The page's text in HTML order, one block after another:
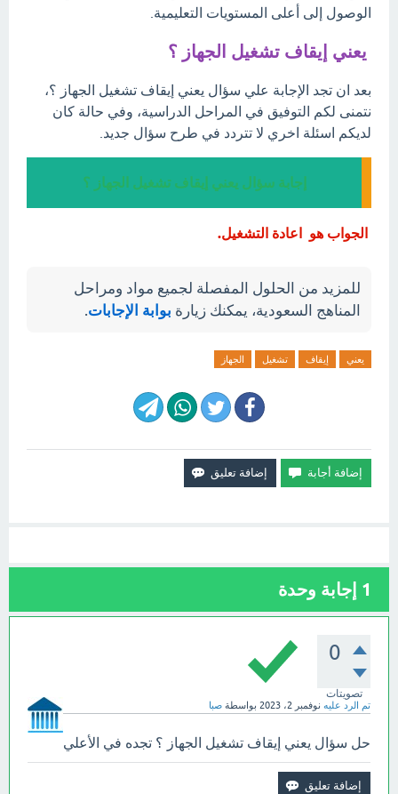
الوصول إلى أعلى المستويات التعليمية.
يعني إيقاف تشغيل الجهاز ؟
بعد ان تجد الإجابة علي سؤال يعني إيقاف تشغيل الجهاز ؟،
نتمنى لكم التوفيق في المراحل الدراسية، وفي حالة كان
لديكم اسئلة اخري لا تتردد في طرح سؤال جديد.
إجابة سؤال يعني إيقاف تشغيل الجهاز ؟
الجواب هو اعادة التشغيل.
للمزيد من الحلول المفصلة لجميع مواد ومراحل
المناهج السعودية، يمكنك زيارة بوابة الإجابات.
يعني إيقاف تشغيل الجهاز
1 إجابة وحدة
0
تصويتات
تم الرد عليه نوفمبر 2، 2023 بواسطة صبا
حل سؤال يعني إيقاف تشغيل الجهاز ؟ تجده في الأعلي